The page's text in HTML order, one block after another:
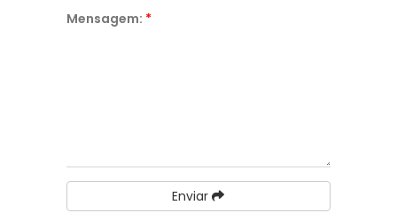
Mensagem: *
Enviar